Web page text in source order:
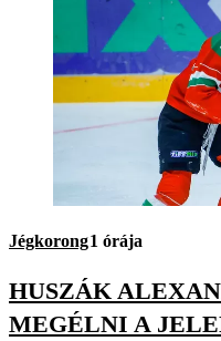
Jégkorong1 órája
HUSZÁK
MEGÉLNI A